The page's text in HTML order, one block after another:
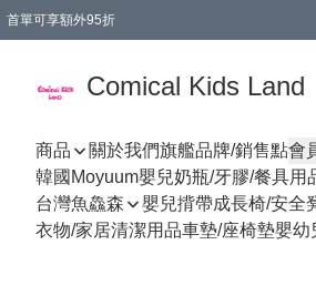
首單可享額外95折
Comical Kids Land
商品 關於我們旗艦品牌/銷售點會
韓國Moyuum嬰兒奶瓶/牙膠/餐具用
台灣魚鱻森
嬰兒揹帶成長椅/安全
衣物/家居清潔用品車墊/座椅墊嬰幼